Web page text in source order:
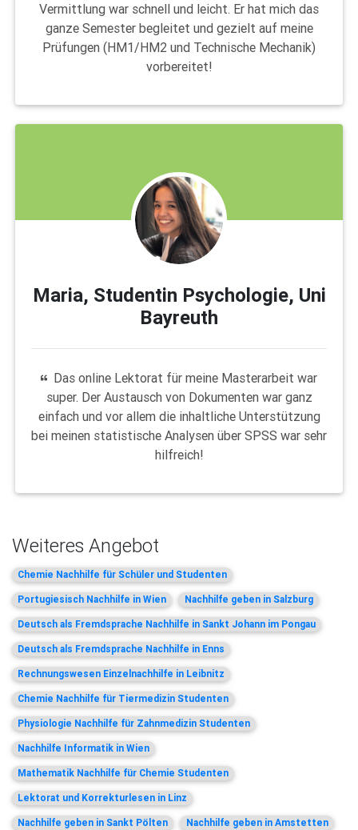
Vermittlung war schnell und leicht. Er hat mich das
ganze Semester begleitet und gezielt auf meine
Prüfungen (HM1/HM2 und Technische Mechanik)
vorbereitet!
Maria, Studentin Psychologie, Uni
Bayreuth
Das online Lektorat für meine Masterarbeit war
super. Der Austausch von Dokumenten war ganz
einfach und vor allem die inhaltliche Unterstützung
bei meinen statistische Analysen über SPSS war sehr
hilfreich!
Weiteres Angebot
Chemie Nachhilfe für Schüler und Studenten
Portugiesisch Nachhilfe in Wien Nachhilfe geben in Salzburg
Deutsch als Fremdsprache Nachhilfe in Sankt Johann im Pongau
Deutsch als Fremdsprache Nachhilfe in Enns
Rechnungswesen Einzelnachhilfe in Leibnitz
Chemie Nachhilfe für Tiermedizin Studenten
Physiologie Nachhilfe für Zahnmedizin Studenten
Nachhilfe Informatik in Wien
Mathematik Nachhilfe für Chemie Studenten
Lektorat und Korrekturlesen in Linz
Nachhilfe geben in Sankt Pölten Nachhilfe geben in Amstetten